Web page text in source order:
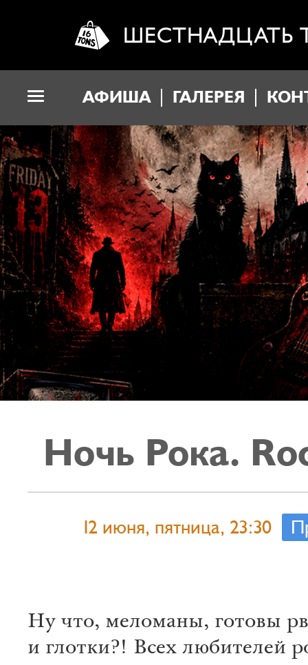
ШЕСТНАДЦАТЬ
АФИША ГАЛЕРЕЯ
Ночь Рока.
12 июня, пятница, 23:30
Ну что, меломаны, готовы
и глотки?! Всех любителей